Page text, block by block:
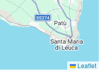
Leaflet